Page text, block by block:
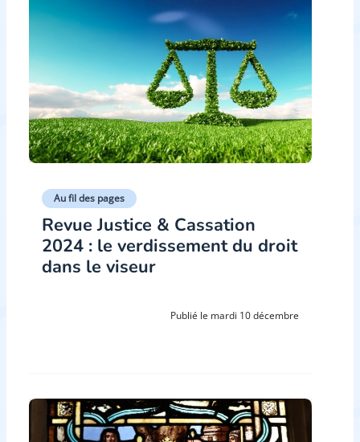
Au fil des pages
Revue Justice & Cassation
2024 : le verdissement du droit
dans le viseur
Publié le mardi 10 décembre